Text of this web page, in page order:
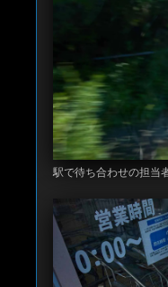
駅で待ち合わせの担当